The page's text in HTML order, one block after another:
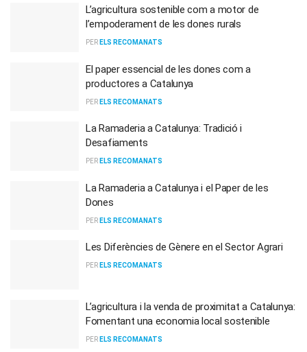
L’agricultura sostenible com a motor de
l’empoderament de les dones rurals
PER ELS RECOMANATS
El paper essencial de les dones com a
productores a Catalunya
PER ELS RECOMANATS
La Ramaderia a Catalunya: Tradició i
Desafiaments
PER ELS RECOMANATS
La Ramaderia a Catalunya i el Paper de les
Dones
PER ELS RECOMANATS
Les Diferències de Gènere en el Sector Agrari
PER ELS RECOMANATS
L’agricultura i la venda de proximitat a Catalunya:
Fomentant una economia local sostenible
PER ELS RECOMANATS